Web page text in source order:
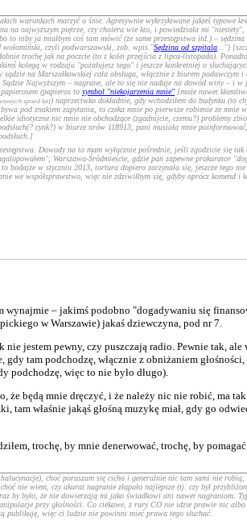
warunkach marzyć o śnie. Agresywnie wykrzykiwane jakieś typowe
na najwyższym piętrze, czy cholera wie kto, i powiedziała mi
niby ja miałbym coś tam mówić (że same przestępstwa itd.) –
wołomiński, czyli podwarszawski, zob. wpis "Sędzina od szpitala ...")
trochę jak na poczcie (to z kolei przejścia z lipca-listopada).
kolegą w rodzaju "pożałujesz tego" i jeszcze konkretniej o
na Marszałkowskiej cała obsługa, włącznie z biurem podawczym
Najwyższym – nagrane, ale to się nie nadaje na dowód winy – i w
(papieros to symbol "niekojarzenia mnie" [może nawet
sprzed lat]) naprzeciwko dokładnie, gdy wchodziłem do budynku (to
pod znakiem zapytania, to czeka mnie po pierwsze robienie ze
idiotyczne nic mnie nie obchodzące (zgadnijcie, czemu?) problemy
cynk?) w biurze nrów 118913, pani musiała mnie
Dowody na to mam wyłącznie pośrednie, jeśli zgodzicie się
Warszawa-Śródmieście, gdzie pan zapewne prokurator
w styczniu 2013, tortura dopiero zaczynała się, jeszcze tego
we współsprawstwo, więc nie zdziwiłbym się, gdyby oprócz
wynajmie – jakimś podobno "dogadywaniu się
w Warszawie) jakaś dziewczyna, pod nr 7.
jestem pewny, czy puszczają radio. Pewnie tak, ale
tam podchodzę, włącznie z obniżaniem
podchodzę, więc to nie było długo).
będą mnie dręczyć, i że należy nic nie robić, ma
właśnie jakąś głośną muzykę miał, gdy go
trochę, by mnie denerwować, trochę, by
choć poruszam się cicho i generalnie nic tam sami nie robią,
nie wiem, czy akurat nagranie złapało najlepsze (tj. czy był
by było, że nie dowierzają mi jako świadkowi ani nawet nagraniom.
przy głośności. Co ciekawe, z rury CO nie idzie prawie nic
publikuję, więc ci ludzie nie powinni mieć prawa tego słuchać.